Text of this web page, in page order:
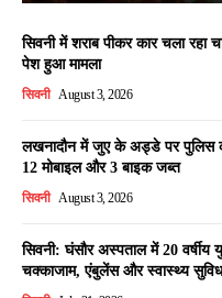
सिवनी में शराब पीकर कार चला
पेश हुआ मामला
सिवनी August 3, 2026
लखनादौन में जुए के अड्डे पर पुलिस
12 मोबाइल और 3 बाइक जब्त
सिवनी August 3, 2026
सिवनी: घंसौर अस्पताल में 20
चक्काजाम, एंबुलेंस और स्वास्थ्य